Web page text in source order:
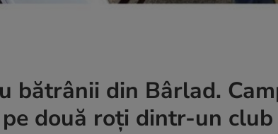
bătrânii din Bârlad.
două roți dintr-un club